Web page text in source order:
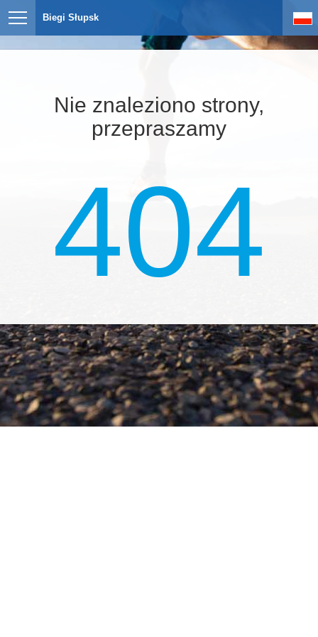
Biegi Słupsk
Nie znaleziono strony,
przepraszamy
404